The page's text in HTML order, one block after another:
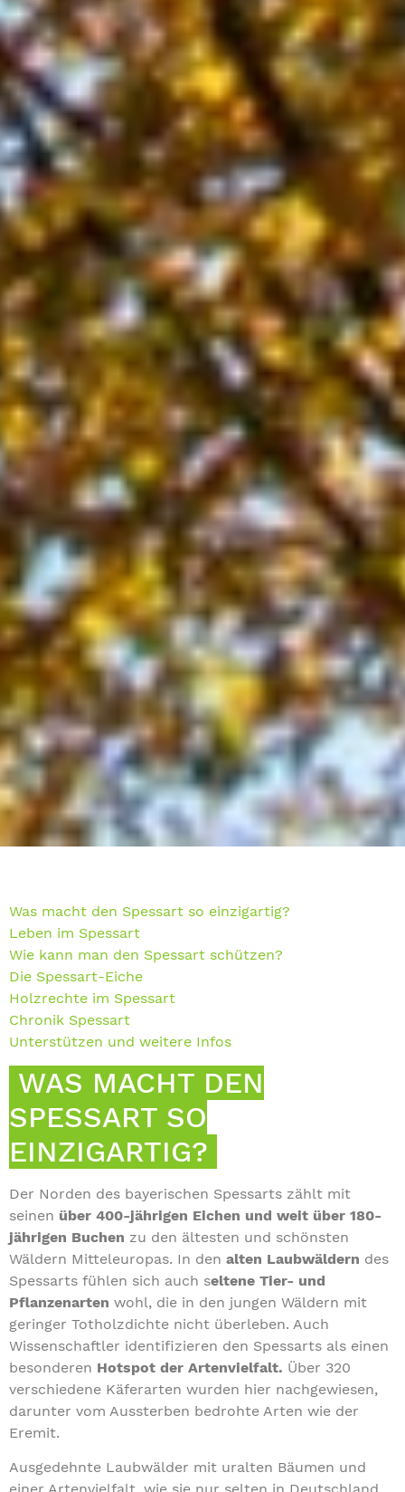
Was macht den Spessart so einzigartig?
Leben im Spessart
Wie kann man den Spessart schützen?
Die Spessart-Eiche
Holzrechte im Spessart
Chronik Spessart
Unterstützen und weitere Infos
WAS MACHT DEN
SPESSART SO
EINZIGARTIG?
Der Norden des bayerischen Spessarts zählt mit
seinen über 400-jährigen Eichen und weit über 180-
jährigen Buchen zu den ältesten und schönsten
Wäldern Mitteleuropas. In den alten Laubwäldern des
Spessarts fühlen sich auch seltene Tier- und
Pflanzenarten wohl, die in den jungen Wäldern mit
geringer Totholzdichte nicht überleben. Auch
Wissenschaftler identifizieren den Spessarts als einen
besonderen Hotspot der Artenvielfalt. Über 320
verschiedene Käferarten wurden hier nachgewiesen,
darunter vom Aussterben bedrohte Arten wie der
Eremit.
Ausgedehnte Laubwälder mit uralten Bäumen und